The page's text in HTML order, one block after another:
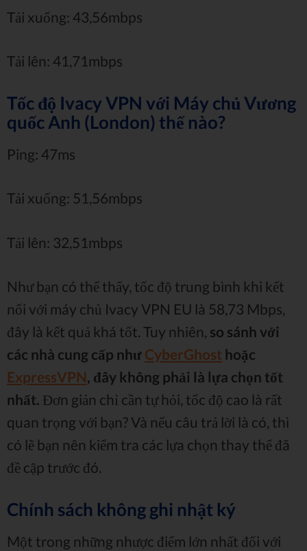
Tải xuống: 43,56mbps
Tải lên: 41,71mbps
Tốc độ Ivacy VPN với Máy chủ Vương
quốc Anh (London) thế nào?
Ping: 47ms
Tải xuống: 51,56mbps
Tải lên: 32,51mbps
Như bạn có thể thấy, tốc độ trung bình khi kết
nối với máy chủ Ivacy VPN EU là 58,73 Mbps,
đây là kết quả khá tốt. Tuy nhiên, so sánh với
các nhà cung cấp như CyberGhost hoặc
ExpressVPN, đây không phải là lựa chọn tốt
nhất. Đơn giản chỉ cần tự hỏi, tốc độ cao là rất
quan trọng với bạn? Và nếu câu trả lời là có, thì
có lẽ bạn nên kiểm tra các lựa chọn thay thế đã
đề cập trước đó.
Chính sách không ghi nhật ký
Một trong những nhược điểm lớn nhất đối với